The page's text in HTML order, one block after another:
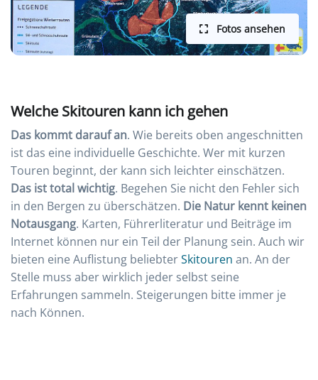
Fotos ansehen
Welche Skitouren kann ich gehen
Das kommt darauf an. Wie bereits oben angeschnitten
ist das eine individuelle Geschichte. Wer mit kurzen
Touren beginnt, der kann sich leichter einschätzen.
Das ist total wichtig. Begehen Sie nicht den Fehler sich
in den Bergen zu überschätzen. Die Natur kennt keinen
Notausgang. Karten, Führerliteratur und Beiträge im
Internet können nur ein Teil der Planung sein. Auch wir
bieten eine Auflistung beliebterSkitouren an. An der
Stelle muss aber wirklich jeder selbst seine
Erfahrungen sammeln. Steigerungen bitte immer je
nach Können.